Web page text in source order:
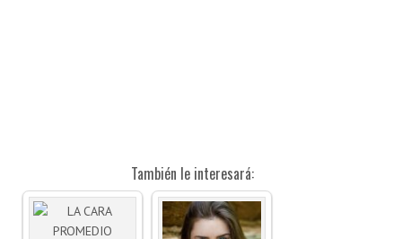
También le interesará: